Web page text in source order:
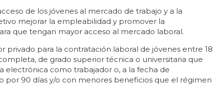
de los jóvenes al mercado de trabajo y a la
mejorar la empleabilidad y promover la
que tengan mayor acceso al mercado laboral.
privado para la contratación laboral de jóvenes entre 18
de grado superior técnica o universitaria que
electrónica como trabajador o, a la fecha de
por 90 días y/o con menores beneficios que el régimen